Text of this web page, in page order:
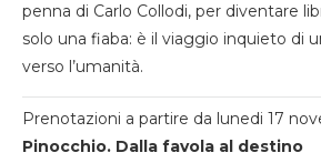
penna di Carlo Collodi, per diventare
solo una fiaba: è il viaggio inquieto di
verso l’umanità.
Prenotazioni a partire da lunedi 17
Pinocchio. Dalla favola al destino